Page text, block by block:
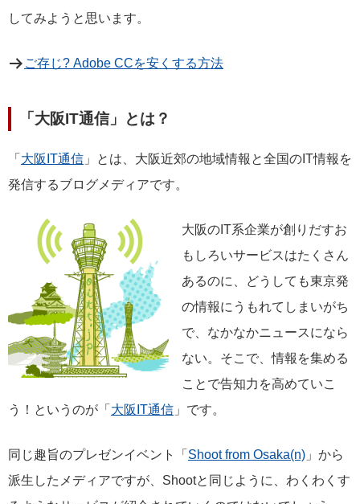
してみようと思います。
ご存じ? Adobe CCを安くする方法
「大阪IT通信」とは？
「 大阪IT通信 」とは、大阪近郊の地域情報と全国のIT情報を
発信するブログメディアです。
大阪のIT系企業が創りだすお
もしろいサービスはたくさん
あるのに、どうしても東京発
の情報にうもれてしまいがち
で、なかなかニュースになら
ない。そこで、情報を集める
ことで告知力を高めていこ
う！というのが「 大阪IT通信 」です。
同じ趣旨のプレゼンイベント「 Shoot from Osaka(n) 」から
派生したメディアですが、Shootと同じように、わくわくす